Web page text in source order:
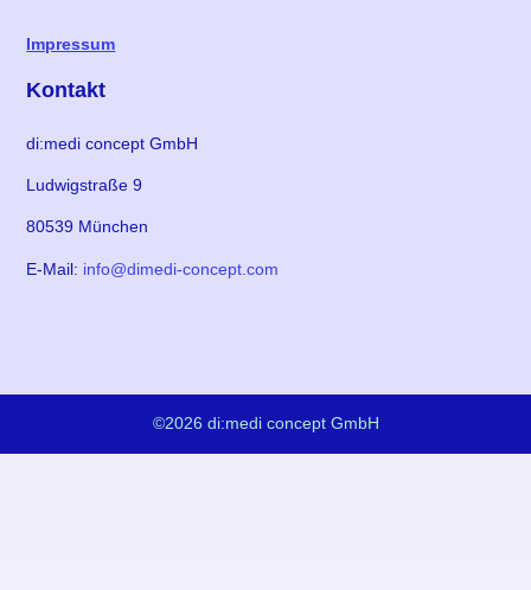
Impressum
Kontakt
di:medi concept GmbH
Ludwigstraße 9
80539 München
E-Mail: info@dimedi-concept.com
©2026 di:medi concept GmbH